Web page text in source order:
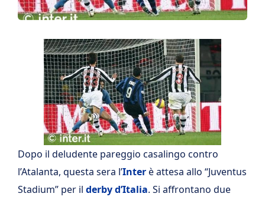
Dopo il deludente pareggio casalingo contro
l’Atalanta, questa sera l’Interè attesa allo “Juventus
Stadium” per il derby d’Italia. Si affrontano due